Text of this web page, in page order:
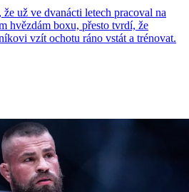
už ve dvanácti letech pracoval na
hvězdám boxu, přesto tvrdí, že
vzít ochotu ráno vstát a trénovat.